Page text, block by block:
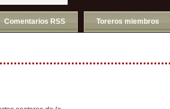
Comentarios RSS Toreros miembros